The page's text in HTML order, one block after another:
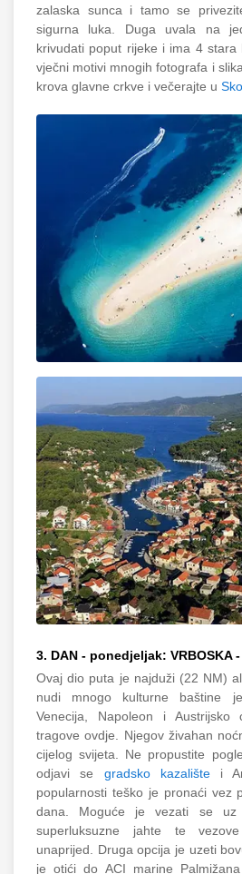
zalaska sunca i tamo se
sigurna luka. Duga uvala na
krivudati poput rijeke i ima 4 stara
vječni motivi mnogih fotografa i
krova glavne crkve i večerajte u
3. DAN - ponedjeljak: VRBOSKA -
Ovaj dio puta je najduži (22 NM)
nudi mnogo kulturne baštine
Venecija, Napoleon i Austrijsko
tragove ovdje. Njegov živahan
cijelog svijeta. Ne propustite
odjavi se gradsko kazalište i
popularnosti teško je pronaći vez
dana. Moguće je vezati se uz
superluksuzne jahte te
unaprijed. Druga opcija je uzeti
je otići do ACI marine